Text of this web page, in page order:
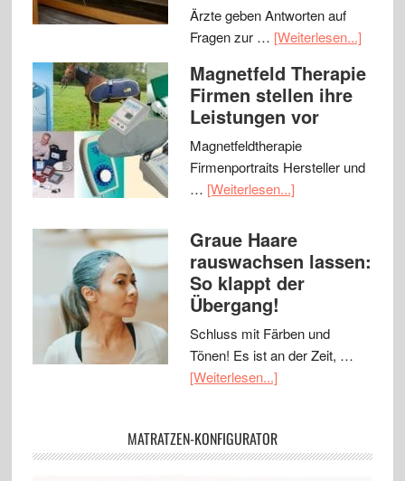
Ärzte geben Antworten auf
Fragen zur … [Weiterlesen...]
Magnetfeld Therapie
Firmen stellen ihre
Leistungen vor
Magnetfeldtherapie
Firmenportraits Hersteller und
… [Weiterlesen...]
Graue Haare
rauswachsen lassen:
So klappt der
Übergang!
Schluss mit Färben und
Tönen! Es ist an der Zeit, …
[Weiterlesen...]
MATRATZEN-KONFIGURATOR